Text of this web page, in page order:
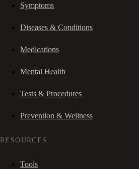
Symptoms
Diseases & Conditions
Medications
Mental Health
Tests & Procedures
Prevention & Wellness
RESOURCES
Tools